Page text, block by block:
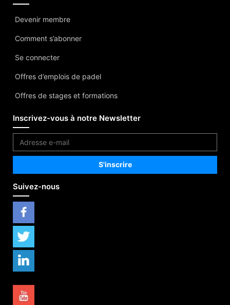
Devenir membre
Comment s’abonner
Se connecter
Offres d’emplois de padel
Offres de stages et formations
Inscrivez-vous à notre Newsletter
Suivez-nous